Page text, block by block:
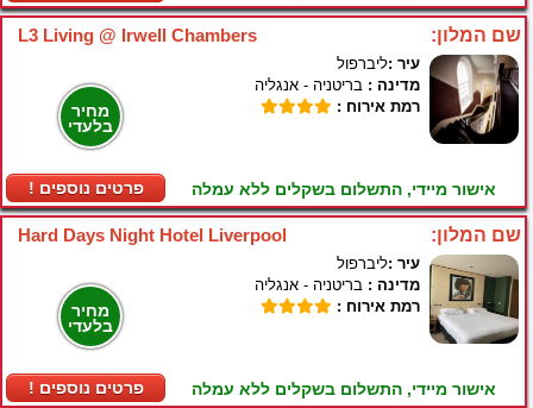
L3 Living @ Irwell Chambers שם המלון:
מחיר
בלעדי
! פרטים נוספים
עיר :ליברפול
מדינה : בריטניה - אנגליה
רמת אירוח :
אישור מיידי, התשלום בשקלים ללא עמלה
Hard Days Night Hotel Liverpool שם המלון:
מחיר
בלעדי
! פרטים נוספים
עיר :ליברפול
מדינה : בריטניה - אנגליה
רמת אירוח :
אישור מיידי, התשלום בשקלים ללא עמלה